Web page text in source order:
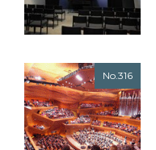
No.316